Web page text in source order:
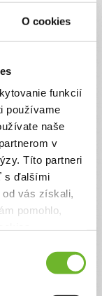
O cookies
funkcií
používame
naše
v
Títo partneri
s ďalšími
od vás získali,
pomohlo,
sa